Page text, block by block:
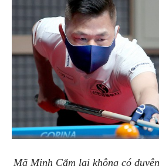
Mã Minh Cẩm lại không có